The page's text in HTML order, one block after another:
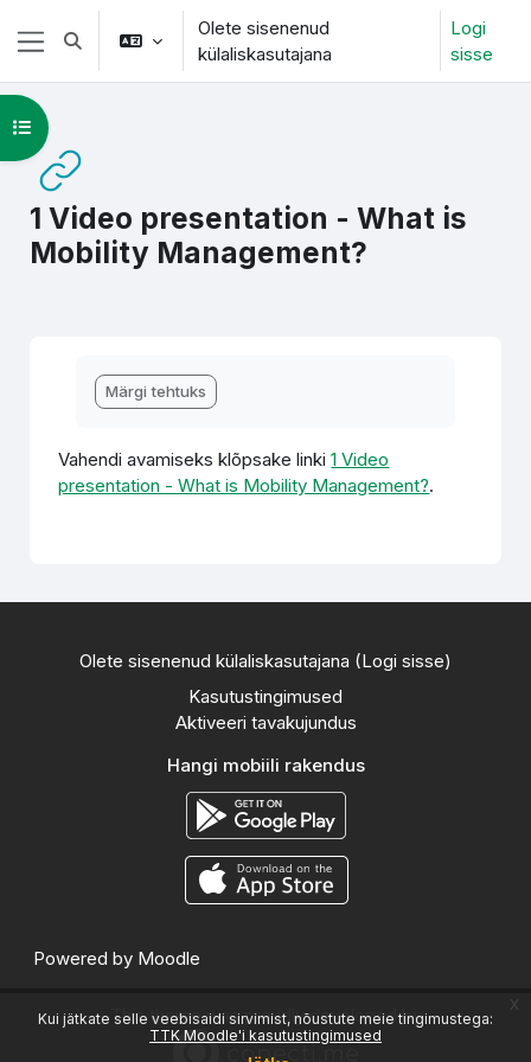
Jäta vahele peasisuni
Kui jätkate selle veebisaidi sirvimist, nõustute meie tingimustega:
TTK Moodle'i kasutustingimused
x
Küljepaneel
Lülitab otsingu sisendi
Olete sisenenud
külaliskasutajana
Logi
sisse
1 Video presentation - What is
Mobility Management?
Ava kursuse sisukord
Märgi tehtuks
Vahendi avamiseks klõpsake linki1 Video
presentation - What is Mobility Management?.
Olete sisenenud külaliskasutajana (Logi sisse)
Kasutustingimused
Aktiveeri tavakujundus
Hangi mobiili rakendus
Powered by Moodle
This theme was proudly developed by